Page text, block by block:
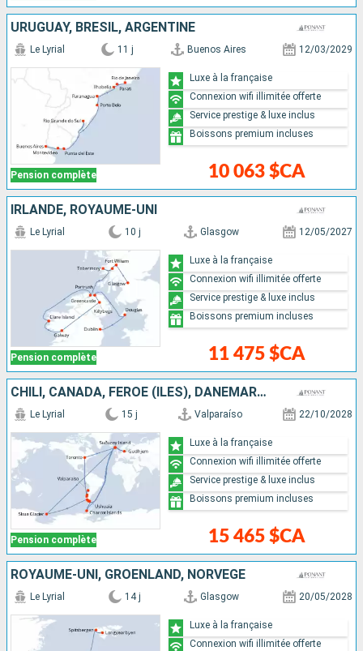
URUGUAY, BRÉSIL, ARGENTINE
Pension complète
Le Lyrial 11 j Buenos Aires 12/03/2029
10 063 $CA
Luxe à la française
Connexion wifi illimitée offerte
Service prestige & luxe inclus
Boissons premium incluses
IRLANDE, ROYAUME-UNI
Pension complète
Le Lyrial 10 j Glasgow 12/05/2027
11 475 $CA
Luxe à la française
Connexion wifi illimitée offerte
Service prestige & luxe inclus
Boissons premium incluses
CHILI, CANADA, FÉROÉ (ÎLES), DANEMARK, ANTARCTIQUE, ARGENTINE
Pension complète
Le Lyrial 15 j Valparaíso 22/10/2028
15 465 $CA
Luxe à la française
Connexion wifi illimitée offerte
Service prestige & luxe inclus
Boissons premium incluses
ROYAUME-UNI, GRÖENLAND, NORVÈGE
Le Lyrial 14 j Glasgow 20/05/2028
Luxe à la française
Connexion wifi illimitée offerte